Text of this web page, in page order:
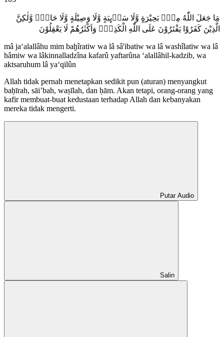
مَا جَعَلَ اللّٰهُ مِنْۢ بَحِيْرَةٍ وَّلَا سَاۤىِٕبَةٍ وَّلَا وَصِيْلَةٍ وَّلَا حَامٍۙ وَّلٰكِنَّ
الَّذِيْنَ كَفَرُوْا يَفْتَرُوْنَ عَلَى اللّٰهِ الْكَذِبَۗ وَاَكْثَرُهُمْ لَا يَعْقِلُوْنَ
mâ ja‘alallâhu mim baḫîratiw wa lâ sâ'ibatiw wa lâ washîlatiw wa lâ
hâmiw wa lâkinnalladzîna kafarû yaftarûna ‘alallâhil-kadzib, wa
aktsaruhum lâ ya‘qilûn
Allah tidak pernah menetapkan sedikit pun (aturan) menyangkut
baḥīrah, sāi’bah, waṣīlah, dan ḥām. Akan tetapi, orang-orang yang
kafir membuat-buat kedustaan terhadap Allah dan kebanyakan
mereka tidak mengerti.
Putar Audio
Salin